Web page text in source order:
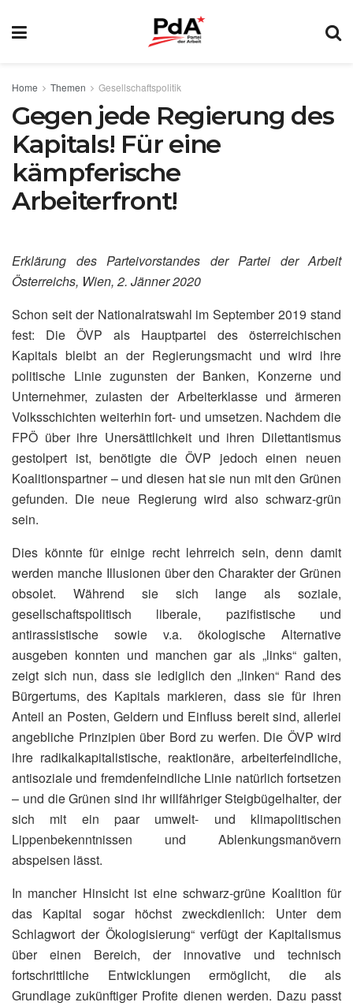
Home Themen Gesellschaftspolitik
Gegen jede Regierung des
Kapitals! Für eine
kämpferische
Arbeiterfront!
Erklärung des Parteivorstandes der Partei der Arbeit
Österreichs, Wien, 2. Jänner 2020
Schon seit der Nationalratswahl im September 2019 stand
fest: Die ÖVP als Hauptpartei des österreichischen
Kapitals bleibt an der Regierungsmacht und wird ihre
politische Linie zugunsten der Banken, Konzerne und
Unternehmer, zulasten der Arbeiterklasse und ärmeren
Volksschichten weiterhin fort- und umsetzen. Nachdem die
FPÖ über ihre Unersättlichkeit und ihren Dilettantismus
gestolpert ist, benötigte die ÖVP jedoch einen neuen
Koalitionspartner – und diesen hat sie nun mit den Grünen
gefunden. Die neue Regierung wird also schwarz-grün
sein.
Dies könnte für einige recht lehrreich sein, denn damit
werden manche Illusionen über den Charakter der Grünen
obsolet. Während sie sich lange als soziale,
gesellschaftspolitisch liberale, pazifistische und
antirassistische sowie v.a. ökologische Alternative
ausgeben konnten und manchen gar als „links“ galten,
zeigt sich nun, dass sie lediglich den „linken“ Rand des
Bürgertums, des Kapitals markieren, dass sie für ihren
Anteil an Posten, Geldern und Einfluss bereit sind, allerlei
angebliche Prinzipien über Bord zu werfen. Die ÖVP wird
ihre radikalkapitalistische, reaktionäre, arbeiterfeindliche,
antisoziale und fremdenfeindliche Linie natürlich fortsetzen
– und die Grünen sind ihr willfähriger Steigbügelhalter, der
sich mit ein paar umwelt- und klimapolitischen
Lippenbekenntnissen und Ablenkungsmanövern
abspeisen lässt.
In mancher Hinsicht ist eine schwarz-grüne Koalition für
das Kapital sogar höchst zweckdienlich: Unter dem
Schlagwort der Ökologisierung“ verfügt der Kapitalismus
über einen Bereich, der innovative und technisch
fortschrittliche Entwicklungen ermöglicht, die als
Grundlage zukünftiger Profite dienen werden. Dazu passt